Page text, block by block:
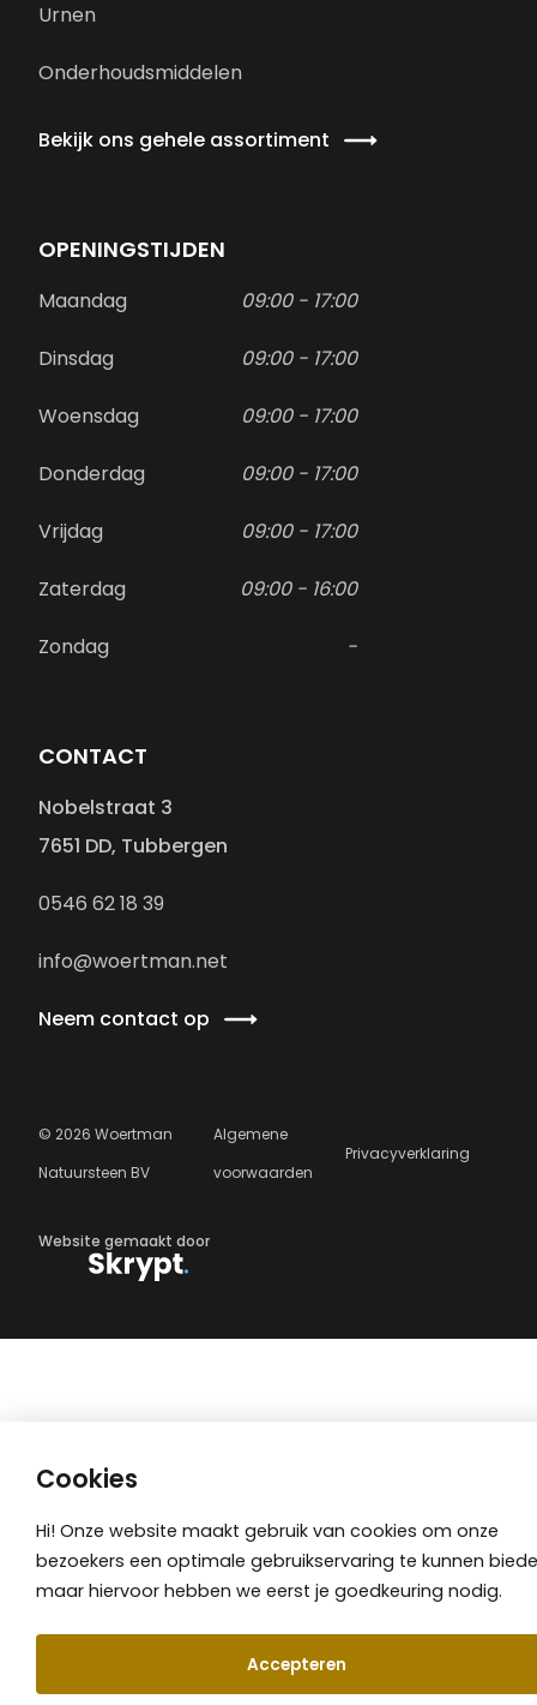
Urnen
Onderhoudsmiddelen
Bekijk ons gehele assortiment
OPENINGSTIJDEN
Maandag 09:00 - 17:00
Dinsdag 09:00 - 17:00
Woensdag 09:00 - 17:00
Donderdag 09:00 - 17:00
Vrijdag 09:00 - 17:00
Zaterdag 09:00 - 16:00
Zondag -
CONTACT
Nobelstraat 3
7651 DD, Tubbergen
0546 62 18 39
info@woertman.net
Neem contact op
© 2026 Woertman
Natuursteen BV
Algemene
voorwaarden
Privacyverklaring
Website gemaakt door
Cookies
Hi! Onze website maakt gebruik van cookies om onze
bezoekers een optimale gebruikservaring te kunnen
maar hiervoor hebben we eerst je goedkeuring nodig.
Accepteren